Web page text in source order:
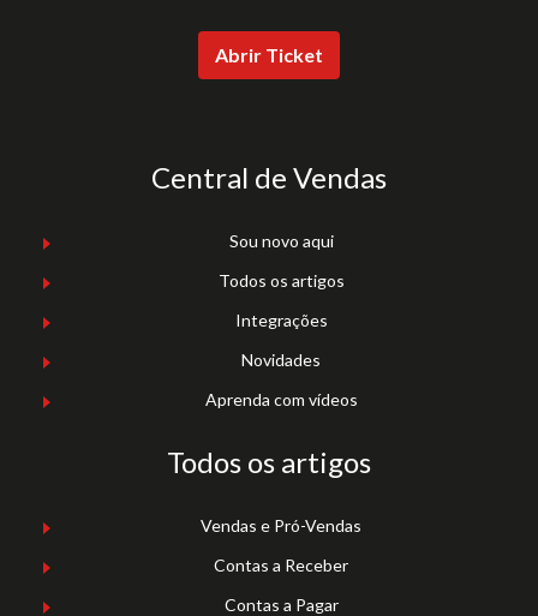
Abrir Ticket
Central de Vendas
Sou novo aqui
Todos os artigos
Integrações
Novidades
Aprenda com vídeos
Todos os artigos
Vendas e Pró-Vendas
Contas a Receber
Contas a Pagar